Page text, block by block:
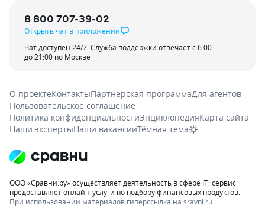
8 800 707-39-02
Открыть чат в приложении
Чат доступен 24/7. Служба поддержки отвечает с 6:00
до 21:00 по Москве
О проектеКонтактыПартнерская программаДля агентов
Пользовательское соглашение
Политика конфиденциальностиЭнциклопедияКарта сайта
Наши экспертыНаши вакансииТёмная тема
ООО «Сравни.ру» осуществляет деятельность в сфере IT: сервис
предоставляет онлайн-услуги по подбору финансовых продуктов.
При использовании материалов гиперссылка на sravni.ru